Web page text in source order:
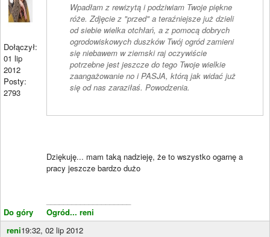
Dołączył:
01 lip
2012
Posty:
2793
Do góry
Wpadłam z rewizytą i podziwiam Twoje piękne
róże. Zdjęcie z "przed" a teraźniejsze już dzieli
od siebie wielka otchłań, a z pomocą dobrych
ogrodowiskowych duszków Twój ogród zamieni
się niebawem w ziemski raj oczywiście
potrzebne jest jeszcze do tego Twoje wielkie
zaangażowanie no i PASJA, którą jak widać już
się od nas zaraziłaś. Powodzenia.
Dziękuję... mam taką nadzieję, że to wszystko ogarnę a
pracy jeszcze bardzo dużo
Ogród... reni
reni19:32, 02 lip 2012